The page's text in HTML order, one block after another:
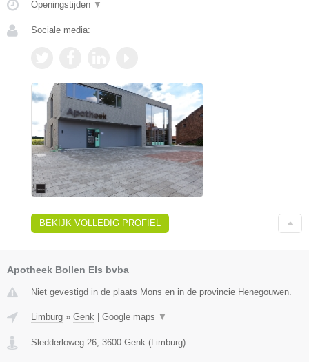
Openingstijden ▼
Sociale media:
BEKIJK VOLLEDIG PROFIEL
Apotheek Bollen Els bvba
Niet gevestigd in de plaats Mons en in de provincie Henegouwen.
Limburg » Genk Google maps ▼
Sledderloweg 26, 3600 Genk (Limburg)